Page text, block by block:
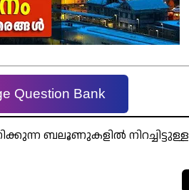
Question Bank
ബലൂണുകളിൽ നിറച്ചിട്ടുള്ള